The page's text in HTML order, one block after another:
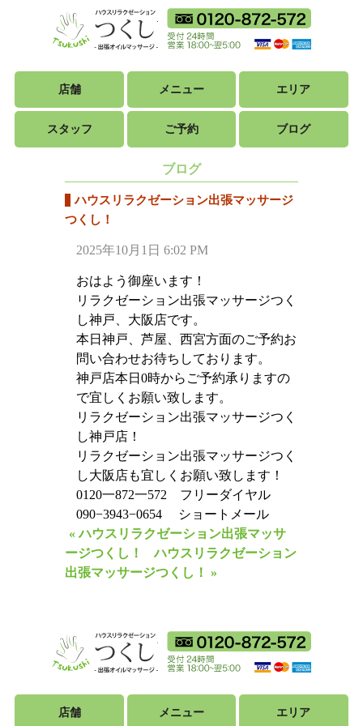
ハウスリラク
18時から翌朝5時
店舗 メニュー エリア
スタッフ ご予約 ブログ
ブログ
ハウスリラクゼーション出張マッサージ
つくし！
2025年10月1日 6:02 PM
おはよう御座います！
リラクゼーション出張マッサージつく
し神戸、大阪店です。
本日神戸、芦屋、西宮方面のご予約お
問い合わせお待ちしております。
神戸店本日0時からご予約承りますの
で宜しくお願い致します。
リラクゼーション出張マッサージつく
し神戸店！
リラクゼーション出張マッサージつく
し大阪店も宜しくお願い致します！
0120一872一572 フリーダイヤル
090−3943−0654 ショートメール
« ハウスリラクゼーション出張マッサ
ージつくし！
ハウスリラクゼーション
出張マッサージつくし！ »
ハウスリラクゼーシ
18時から翌朝5時
店舗 メニュー エリア